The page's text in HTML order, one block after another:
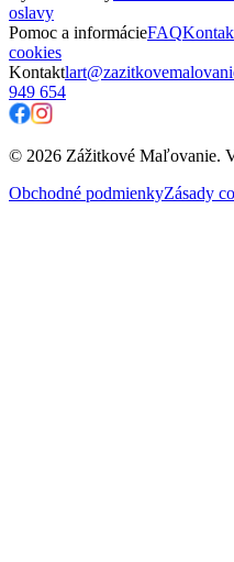
oslavy
Pomoc a informácieFAQ
cookies
Kontakt
949 654
© 2026 Zážitkové Maľovanie.
Obchodné podmienkyZásady